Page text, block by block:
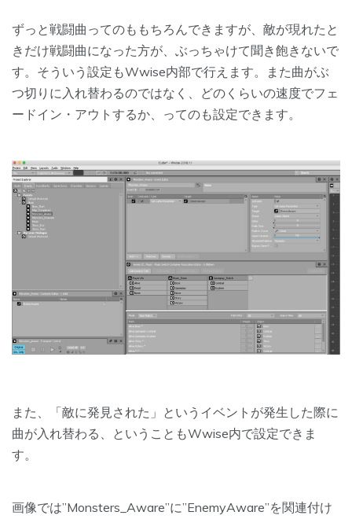
ずっと戦闘曲ってのももちろんできますが、敵が現れたと
きだけ戦闘曲になった方が、ぶっちゃけて聞き飽きないで
す。そういう設定もWwise内部で行えます。また曲がぶ
つ切りに入れ替わるのではなく、どのくらいの速度でフェ
ードイン・アウトするか、ってのも設定できます。
また、「敵に発見された」というイベントが発生した際に
曲が入れ替わる、ということもWwise内で設定できま
す。
画像では”Monsters_Aware”に”EnemyAware”を関連付け